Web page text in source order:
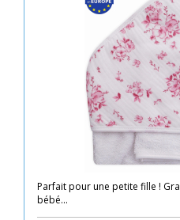
Parfait pour une petite fille !
bébé...